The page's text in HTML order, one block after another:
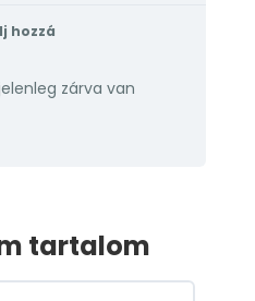
hozzá
zárva van
tartalom